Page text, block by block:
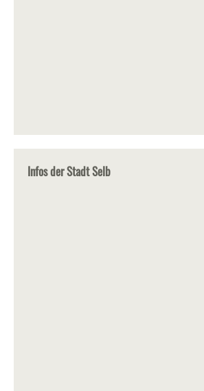
Infos der Stadt Selb